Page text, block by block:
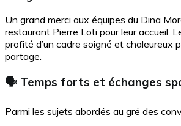
Un grand merci aux équipes du Dina
restaurant Pierre Loti pour leur accueil.
profité d’un cadre soigné et chaleureux
partage.
🗣 Temps forts et échanges
Parmi les sujets abordés au gré des